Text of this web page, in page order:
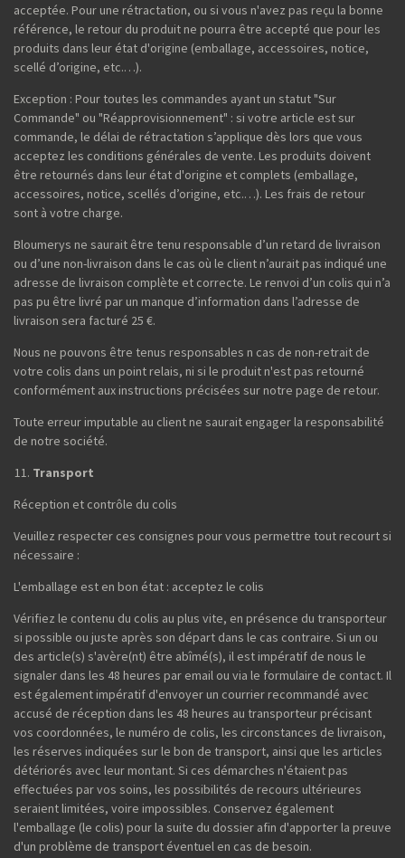
acceptée. Pour une rétractation, ou si vous n'avez pas reçu la bonne
référence, le retour du produit ne pourra être accepté que pour les
produits dans leur état d'origine (emballage, accessoires, notice,
scellé d’origine, etc.…).
Exception : Pour toutes les commandes ayant un statut "Sur
Commande" ou "Réapprovisionnement" : si votre article est sur
commande, le délai de rétractation s’applique dès lors que vous
acceptez les conditions générales de vente. Les produits doivent
être retournés dans leur état d'origine et complets (emballage,
accessoires, notice, scellés d’origine, etc.…). Les frais de retour
sont à votre charge.
Bloumerys ne saurait être tenu responsable d’un retard de livraison
ou d’une non-livraison dans le cas où le client n’aurait pas indiqué une
adresse de livraison complète et correcte. Le renvoi d’un colis qui n’a
pas pu être livré par un manque d’information dans l’adresse de
livraison sera facturé 25 €.
Nous ne pouvons être tenus responsables n cas de non-retrait de
votre colis dans un point relais, ni si le produit n'est pas retourné
conformément aux instructions précisées sur notre page de retour.
Toute erreur imputable au client ne saurait engager la responsabilité
de notre société.
Transport
Réception et contrôle du colis
Veuillez respecter ces consignes pour vous permettre tout recourt si
nécessaire :
L'emballage est en bon état : acceptez le colis
Vérifiez le contenu du colis au plus vite, en présence du transporteur
si possible ou juste après son départ dans le cas contraire. Si un ou
des article(s) s'avère(nt) être abîmé(s), il est impératif de nous le
signaler dans les 48 heures par email ou via le formulaire de contact. Il
est également impératif d'envoyer un courrier recommandé avec
accusé de réception dans les 48 heures au transporteur précisant
vos coordonnées, le numéro de colis, les circonstances de livraison,
les réserves indiquées sur le bon de transport, ainsi que les articles
détériorés avec leur montant. Si ces démarches n'étaient pas
effectuées par vos soins, les possibilités de recours ultérieures
seraient limitées, voire impossibles. Conservez également
l'emballage (le colis) pour la suite du dossier afin d'apporter la preuve
d'un problème de transport éventuel en cas de besoin.